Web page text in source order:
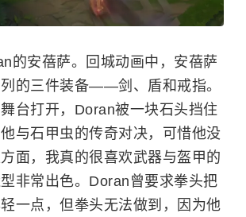
的安蓓萨。回城动画中，安蓓萨
的三件装备——剑、盾和戒指。
台打开，Doran被一块石头挡住
与石甲虫的传奇对决，可惜他没
面，我真的很喜欢武器与盔甲的
非常出色。Doran曾要求拳头把
一点，但拳头无法做到，因为他